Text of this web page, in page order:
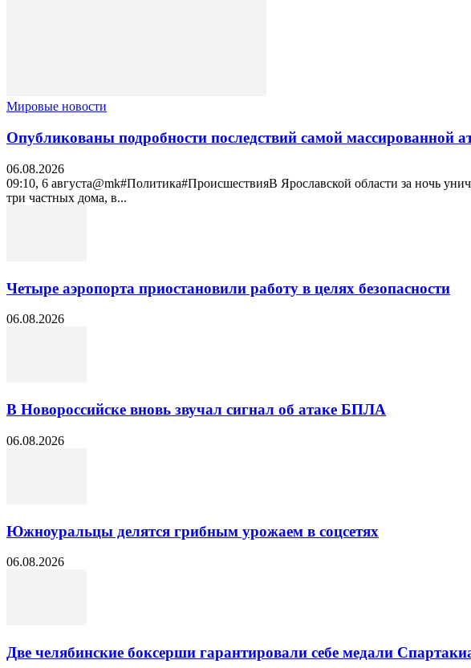
Мировые новости
Опубликованы подробности последствий самой массированной
06.08.2026
09:10, 6 августа@mk#Политика#ПроисшествияВ Ярославской области за ночь
три частных дома, в...
Четыре аэропорта приостановили работу в целях безопасности
06.08.2026
В Новороссийске вновь звучал сигнал об атаке БПЛА
06.08.2026
Южноуральцы делятся грибным урожаем в соцсетях
06.08.2026
Две челябинские боксерши гарантировали себе медали